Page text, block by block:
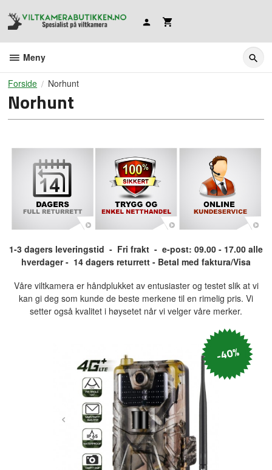
innholdet
Meny
Forside Norhunt
Norhunt
1-3 dagers leveringstid - Fri frakt - e-post: 09.00 - 17.00 alle
hverdager- 14 dagers returrett - Betal med faktura/Visa
Våre viltkamera er håndplukket av entusiaster og testet slik at vi
kan gi deg som kunde de beste merkene til en rimelig pris. Vi
setter også kvalitet i høysetet når vi velger våre merker.
-40%